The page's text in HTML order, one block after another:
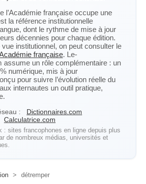
l’Académie française occupe une
la référence institutionnelle
dont le rythme de mise à jour
décennies pour chaque édition.
institutionnel, on peut consulter le
française. Le-
assume un rôle complémentaire : un
numérique, mis à jour
pour suivre l’évolution réelle du
internautes un outil pratique,
:
Dictionnaires.com
Calculatrice.com
: sites francophones en ligne depuis plus
de nombreux médias, universités et
> détremper